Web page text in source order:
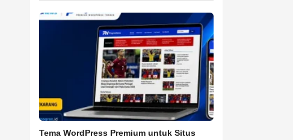
Tema WordPress Premium untuk Situs